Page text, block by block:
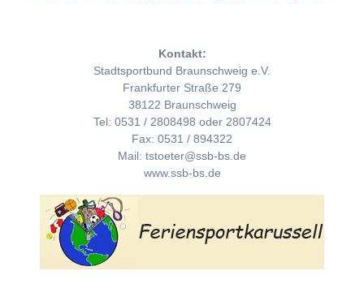
Kontakt:
Stadtsportbund Braunschweig e.V.
Frankfurter Straße 279
38122 Braunschweig
Tel: 0531 / 2808498 oder 2807424
Fax: 0531 / 894322
Mail: tstoeter@ssb-bs.de
www.ssb-bs.de